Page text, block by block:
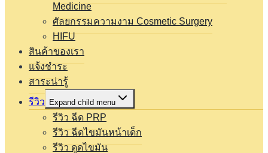
Medicine
ศัลยกรรมความงาม Cosmetic Surgery
HIFU
สินค้าของเรา
แจ้งชำระ
สาระน่ารู้
รีวิว Expand child menu
รีวิว ฉีด PRP
รีวิว ฉีดไขมันหน้าเด็ก
รีวิว ดูดไขมัน